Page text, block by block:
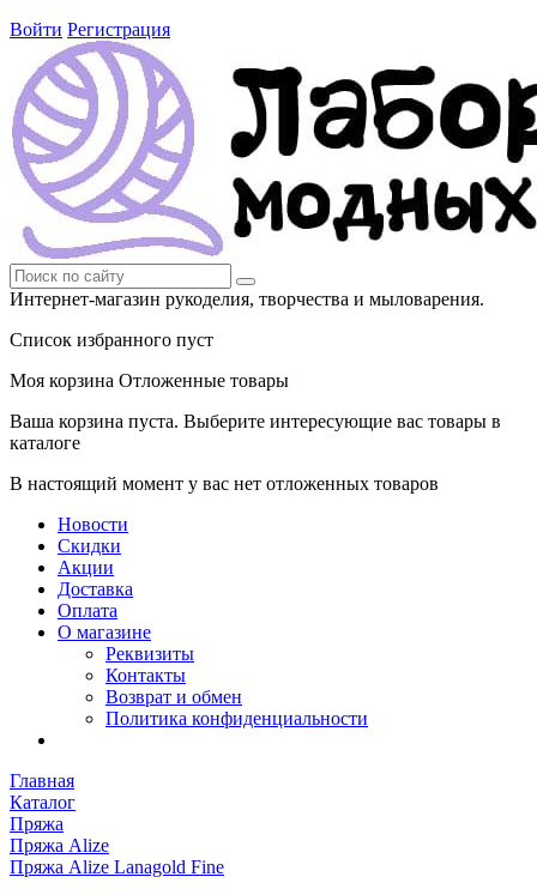
Войти Регистрация
Интернет-магазин рукоделия, творчества и мыловарения.
Список избранного пуст
Моя корзина Отложенные товары
Ваша корзина пуста. Выберите интересующие вас товары в
каталоге
В настоящий момент у вас нет отложенных товаров
Новости
Скидки
Акции
Доставка
Оплата
О магазине
Реквизиты
Контакты
Возврат и обмен
Политика конфиденциальности
Главная
Каталог
Пряжа
Пряжа Alize
Пряжа Alize Lanagold Fine